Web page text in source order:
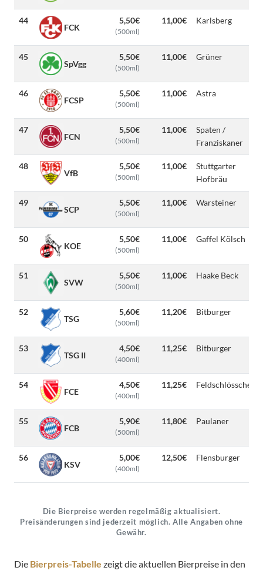
44
FCK
5,50€
(500ml)
11,00€ Karlsberg
45
SpVgg
5,50€
(500ml)
11,00€ Grüner
46
FCSP
5,50€
(500ml)
11,00€ Astra
47
FCN
5,50€
(500ml)
11,00€
Spaten /
Franziskaner
48
VfB
5,50€
(500ml)
11,00€
Stuttgarter
Hofbräu
49
SCP
5,50€
(500ml)
11,00€ Warsteiner
50
KOE
5,50€
(500ml)
11,00€ Gaffel Kölsch
51
SVW
5,50€
(500ml)
11,00€ Haake Beck
52
TSG
5,60€
(500ml)
11,20€ Bitburger
53
TSG II
4,50€
(400ml)
11,25€ Bitburger
54
FCE
4,50€
(400ml)
11,25€ Feldschlösschen
55
FCB
5,90€
(500ml)
11,80€ Paulaner
56
KSV
5,00€
(400ml)
12,50€ Flensburger
Die Bierpreise werden regelmäßig aktualisiert.
Preisänderungen sind jederzeit möglich. Alle Angaben ohne
Gewähr.
Die Bierpreis-Tabelle zeigt die aktuellen Bierpreise in den